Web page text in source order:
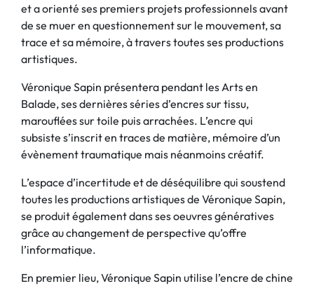
et a orienté ses premiers projets professionnels avant
de se muer en questionnement sur le mouvement, sa
trace et sa mémoire, à travers toutes ses productions
artistiques.
Véronique Sapin présentera pendant les Arts en
Balade, ses dernières séries d’encres sur tissu,
marouflées sur toile puis arrachées. L’encre qui
subsiste s’inscrit en traces de matière, mémoire d’un
évènement traumatique mais néanmoins créatif.
L’espace d’incertitude et de déséquilibre qui soustend
toutes les productions artistiques de Véronique Sapin,
se produit également dans ses oeuvres génératives
grâce au changement de perspective qu’offre
l’informatique.
En premier lieu, Véronique Sapin utilise l’encre de chine